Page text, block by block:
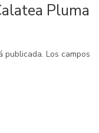
Pluma
publicada. Los campos